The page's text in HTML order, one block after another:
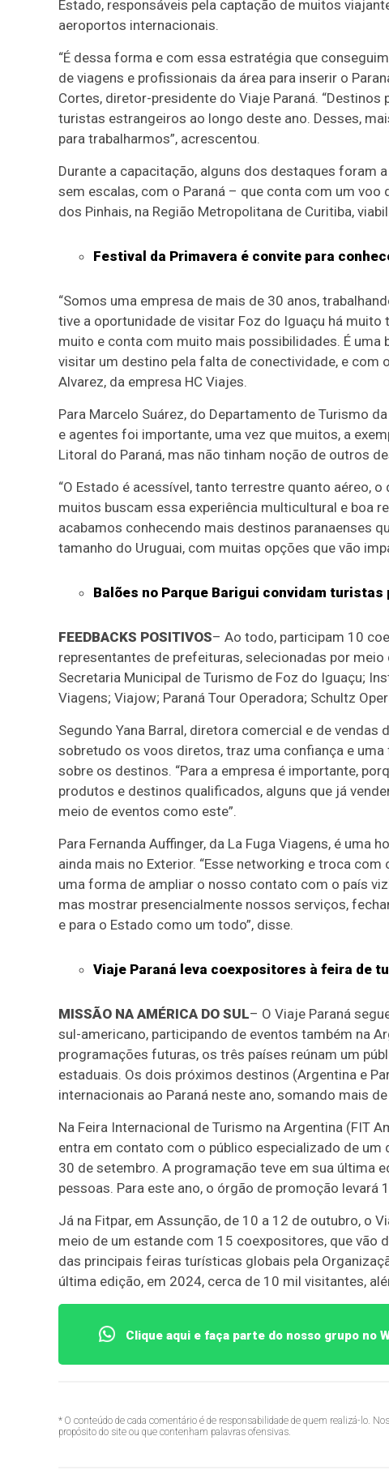
Estado, responsáveis pela captação de muitos
aeroportos internacionais.
“É dessa forma e com essa estratégia que
de viagens e profissionais da área para inserir o
Cortes, diretor-presidente do Viaje Paraná.
turistas estrangeiros ao longo deste ano. Desses,
para trabalharmos”, acrescentou.
Durante a capacitação, alguns dos destaques foram
sem escalas, com o Paraná – que conta com um
dos Pinhais, na Região Metropolitana de Curitiba,
Festival da Primavera é convite para
“Somos uma empresa de mais de 30 anos,
tive a oportunidade de visitar Foz do Iguaçu há
muito e conta com muito mais possibilidades. É
visitar um destino pela falta de conectividade, e com
Alvarez, da empresa HC Viajes.
Para Marcelo Suárez, do Departamento de Turismo
e agentes foi importante, uma vez que muitos, a
Litoral do Paraná, mas não tinham noção de outros
“O Estado é acessível, tanto terrestre quanto aéreo,
muitos buscam essa experiência multicultural e boa
acabamos conhecendo mais destinos paranaenses
tamanho do Uruguai, com muitas opções que vão
Balões no Parque Barigui convidam
FEEDBACKS POSITIVOS– Ao todo, participam 10
representantes de prefeituras, selecionadas por
Secretaria Municipal de Turismo de Foz do Iguaçu;
Viagens; Viajow; Paraná Tour Operadora; Schultz
Segundo Yana Barral, diretora comercial e de
sobretudo os voos diretos, traz uma confiança e
sobre os destinos. “Para a empresa é importante,
produtos e destinos qualificados, alguns que já
meio de eventos como este”.
Para Fernanda Auffinger, da La Fuga Viagens, é uma
ainda mais no Exterior. “Esse networking e troca
uma forma de ampliar o nosso contato com o país
mas mostrar presencialmente nossos serviços,
e para o Estado como um todo”, disse.
Viaje Paraná leva coexpositores à feira de
MISSÃO NA AMÉRICA DO SUL– O Viaje Paraná
sul-americano, participando de eventos também na
programações futuras, os três países reúnam um
estaduais. Os dois próximos destinos (Argentina e
internacionais ao Paraná neste ano, somando mais
Na Feira Internacional de Turismo na Argentina (FIT
entra em contato com o público especializado de
30 de setembro. A programação teve em sua última
pessoas. Para este ano, o órgão de promoção levará
Já na Fitpar, em Assunção, de 10 a 12 de outubro, o
meio de um estande com 15 coexpositores, que
das principais feiras turísticas globais pela
última edição, em 2024, cerca de 10 mil visitantes,
Clique aqui e faça parte do nosso grupo no
* O conteúdo de cada comentário é de responsabilidade de quem realizá-lo.
propósito do site ou que contenham palavras ofensivas.